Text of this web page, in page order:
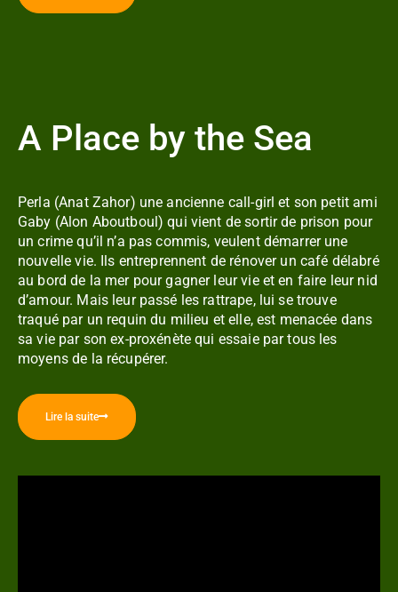
A Place by the Sea
Perla (Anat Zahor) une ancienne call-girl et son petit ami
Gaby (Alon Aboutboul) qui vient de sortir de prison pour
un crime qu’il n’a pas commis, veulent démarrer une
nouvelle vie. Ils entreprennent de rénover un café délabré
au bord de la mer pour gagner leur vie et en faire leur nid
d’amour. Mais leur passé les rattrape, lui se trouve
traqué par un requin du milieu et elle, est menacée dans
sa vie par son ex-proxénète qui essaie par tous les
moyens de la récupérer.
Lire la suite